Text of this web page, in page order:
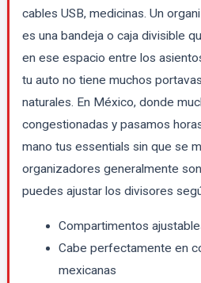
cables USB, medicinas. Un
es una bandeja o caja divisible
en ese espacio entre los
tu auto no tiene muchos
naturales. En México, donde
congestionadas y pasamos
mano tus essentials sin que se
organizadores generalmente
puedes ajustar los divisores
Compartimentos
Cabe perfectamente en
mexicanas